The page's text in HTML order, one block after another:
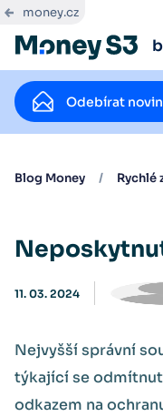
money.cz
Odebírat
Blog Money / Rychlé
11. 03. 2024
Nejvyšší správní
týkající se
odkazem na